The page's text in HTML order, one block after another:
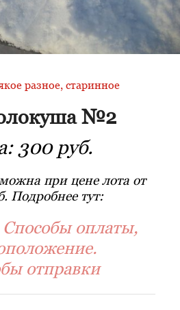
разное, старинное
№2
300 руб.
при цене лота от
Подробнее тут:
оплаты,
отправки